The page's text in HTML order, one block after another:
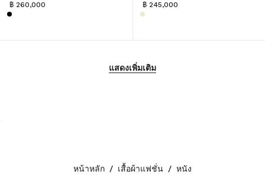
฿ 260,000
฿ 245,000
แสดงเพิ่มเติม
หน้าหลัก / เสื้อผ้าแฟชั่น / หนัง